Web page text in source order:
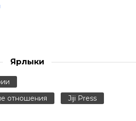
Ярлыки
отношения
Jiji Press